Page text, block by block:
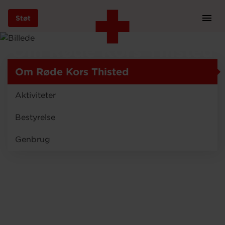
Gå
hovedindhold
Støt
Bliv frivillig
Om Røde Kors Thisted
Om Røde Kors Thisted
Aktiviteter
Bestyrelse
Genbrug